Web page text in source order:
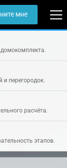
мне
и перегородок.
расчёта.
этапов.